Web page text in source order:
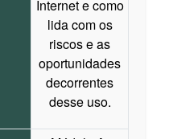
Internet e como
lida com os
riscos e as
oportunidades
decorrentes
desse uso.